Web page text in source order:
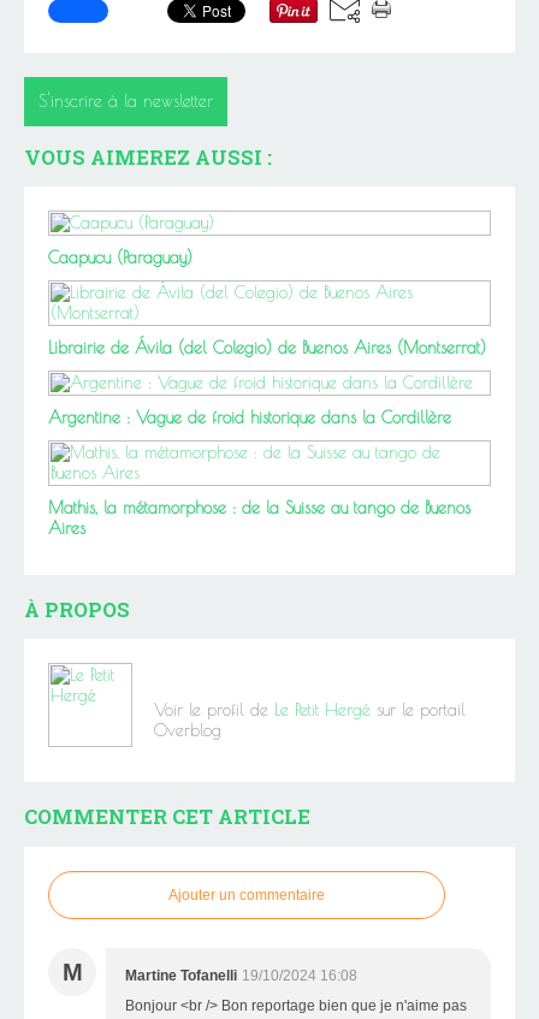
S'inscrire à la newsletter
VOUS AIMEREZ AUSSI :
Caapucu (Paraguay)
Librairie de Ávila (del Colegio) de Buenos Aires (Montserrat)
Argentine : Vague de froid historique dans la Cordillère
Mathis, la métamorphose : de la Suisse au tango de Buenos
Aires
À PROPOS
Voir le profil de Le Petit Hergé sur le portail
Overblog
COMMENTER CET ARTICLE
Ajouter un commentaire
M Martine Tofanelli 19/10/2024 16:08
Bonjour <br /> Bon reportage bien que je n'aime pas